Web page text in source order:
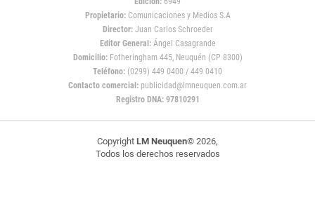
Propietario:Comunicaciones y Medios S.A
Director: Juan Carlos Schroeder
Editor General:Ángel Casagrande
Domicilio:Fotheringham 445, Neuquén (CP 8300)
Teléfono: (0299) 449 0400 / 449 0410
Contacto comercial: publicidad@lmneuquen.com.ar
Registro DNA: 97810291
Copyright LM Neuquen© 2026,
Todos los derechos reservados